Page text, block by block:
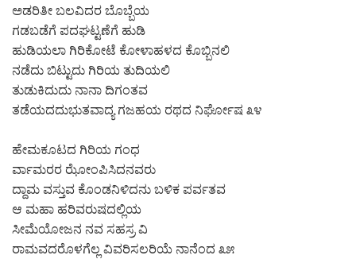
ಅಡರಿತೀ ಬಲವಿದರ ಬೊಬ್ಬೆಯ
ಗಡಬಡೆಗೆ ಪದಘಟ್ಟಣೆಗೆ ಹುಡಿ
ಹುಡಿಯಲಾ ಗಿರಿಕೋಟೆ ಕೋಳಾಹಳದ ಕೊಬ್ಬಿನಲಿ
ನಡೆದು ಬಿಟ್ಟುದು ಗಿರಿಯ ತುದಿಯಲಿ
ತುಡುಕಿದುದು ನಾನಾ ದಿಗಂತವ
ತಡೆಯದದುಭುತವಾದ್ಯ ಗಜಹಯ ರಥದ ನಿರ್ಘೋಷ ೩೪
ಹೇಮಕೂಟದ ಗಿರಿಯ ಗಂಧ
ರ್ವಾಮರರ ಝೋಂಪಿಸಿದನವರು
ದ್ದಾಮ ವಸ್ತುವ ಕೊಂಡನಿಳಿದನು ಬಳಿಕ ಪರ್ವತವ
ಆ ಮಹಾ ಹರಿವರುಷದಲ್ಲಿಯ
ಸೀಮೆಯೋಜನ ನವ ಸಹಸ್ರ ವಿ
ರಾಮವದರೊಳಗೆಲ್ಲ ವಿವರಿಸಲರಿಯೆ ನಾನೆಂದ ೩೫